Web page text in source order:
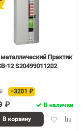
Практик
12 S20499011202
−3201 ₽
₽ В наличии
Добавить
В корзину